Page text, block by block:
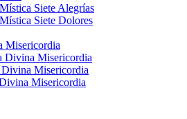
Siete Alegrías
Siete Dolores
Misericordia
Divina Misericordia
Misericordia
Misericordia